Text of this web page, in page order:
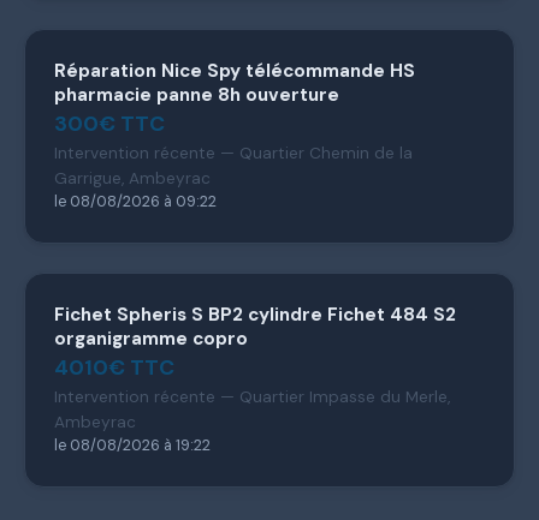
Réparation Nice Spy télécommande HS
pharmacie panne 8h ouverture
300€ TTC
Intervention récente — Quartier Chemin de la
Garrigue, Ambeyrac
le 08/08/2026 à 09:22
Fichet Spheris S BP2 cylindre Fichet 484 S2
organigramme copro
4010€ TTC
Intervention récente — Quartier Impasse du Merle,
Ambeyrac
le 08/08/2026 à 19:22